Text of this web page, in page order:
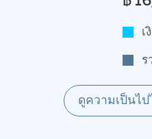
เ
ร
ดูความเป็นไ